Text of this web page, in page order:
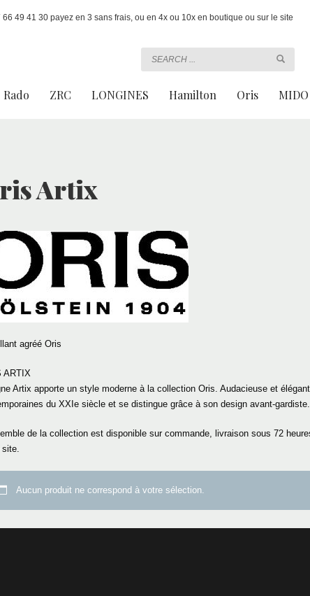
49 41 30 payez en 3 sans frais, ou en 4x ou 10x en boutique ou sur le site
Rado ZRC LONGINES Hamilton Oris MIDO
Artix
agréé Oris
ARTIX
Artix apporte un style moderne à la collection Oris. Audacieuse et
du XXIe siècle et se distingue grâce à son design avant-gardiste.
de la collection est disponible sur commande, livraison sous 72
site.
Aucun produit ne correspond à votre sélection.